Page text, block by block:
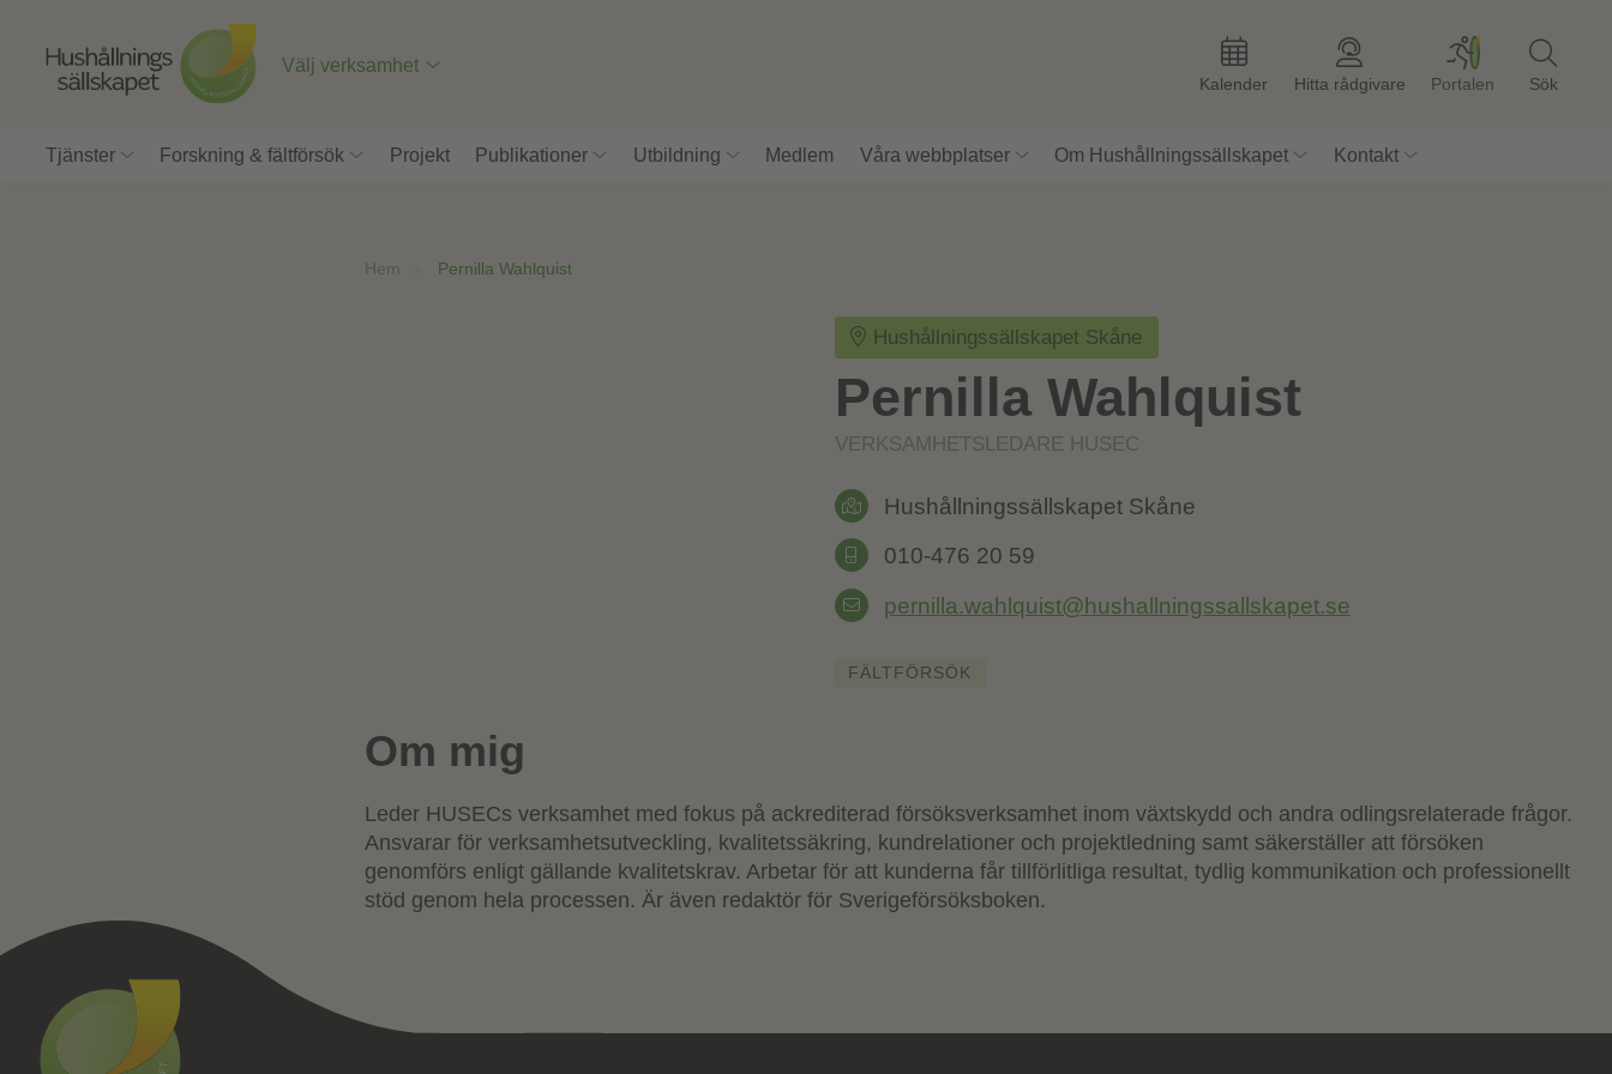
Välj verksamhet
Kalender Hitta rådgivare Portalen Sök
Tjänster Forskning & fältförsök Projekt Publikationer Utbildning Medlem Våra webbplatser Om Hushållningssällskapet Kontakt
Hem Pernilla Wahlquist
Hushållningssällskapet Skåne
Pernilla Wahlquist
VERKSAMHETSLEDARE HUSEC
Hushållningssällskapet Skåne
010-476 20 59
pernilla.wahlquist@hushallningssallskapet.se
FÄLTFÖRSÖK
Om mig
Leder HUSECs verksamhet med fokus på ackrediterad försöksverksamhet inom växtskydd och andra odlingsrelaterade frågor.
Ansvarar för verksamhetsutveckling, kvalitetssäkring, kundrelationer och projektledning samt säkerställer att försöken
genomförs enligt gällande kvalitetskrav. Arbetar för att kunderna får tillförlitliga resultat, tydlig kommunikation och professionellt
stöd genom hela processen. Är även redaktör för Sverigeförsöksboken.